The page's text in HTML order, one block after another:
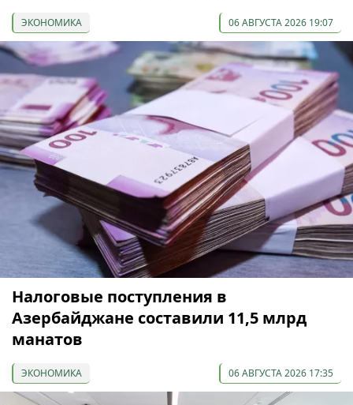
ЭКОНОМИКА 06 АВГУСТА 2026 19:07
Налоговые поступления в
Азербайджане составили 11,5 млрд
манатов
ЭКОНОМИКА 06 АВГУСТА 2026 17:35